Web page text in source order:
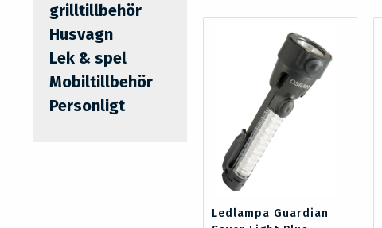
grilltillbehör
Husvagn
Lek & spel
Mobiltillbehör
Personligt
Ledlampa Guardian